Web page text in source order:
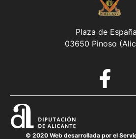
Plaza de
03650 Pinoso
© 2020 Web desarrollada por el